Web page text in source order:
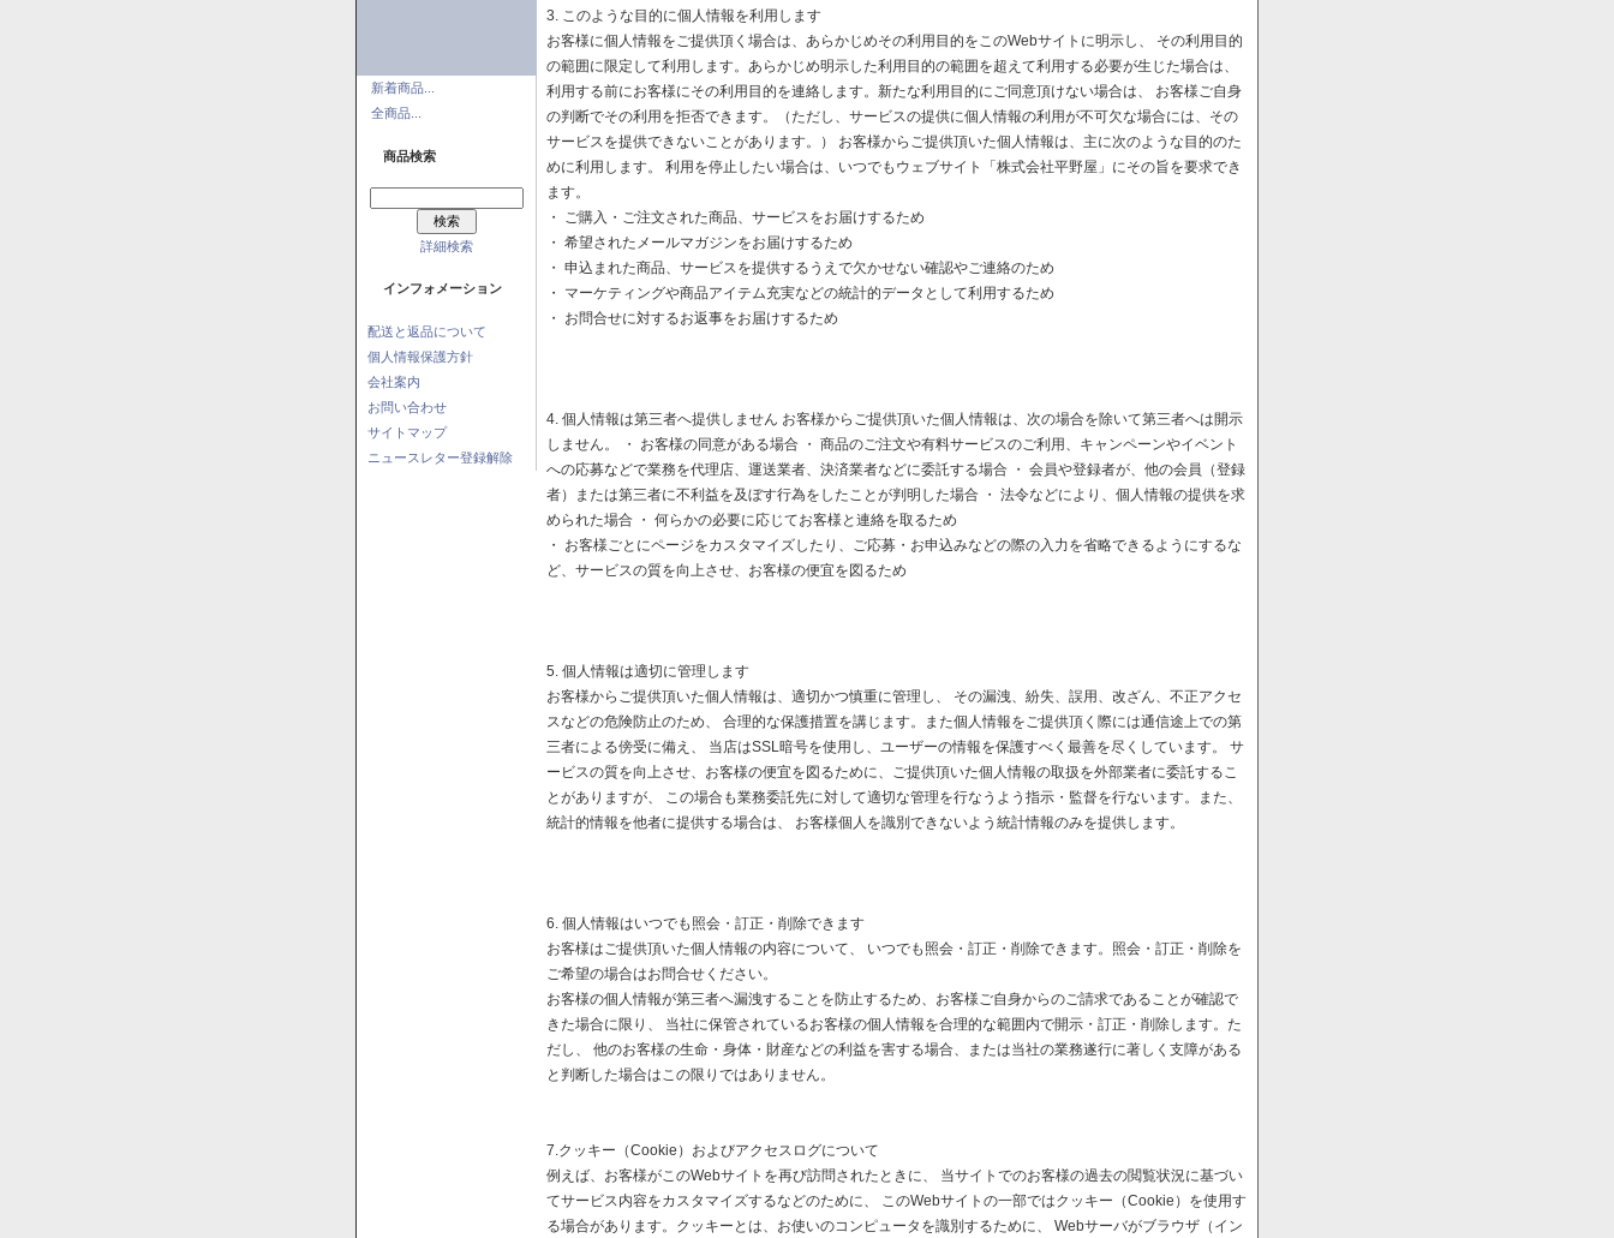
新着商品...
全商品...
商品検索
詳細検索
インフォメーション
配送と返品について
個人情報保護方針
会社案内
お問い合わせ
サイトマップ
ニュースレター登録解除
3. このような目的に個人情報を利用します
お客様に個人情報をご提供頂く場合は、あらかじめその利用目的をこのWebサイトに明示し、 その利用目的
の範囲に限定して利用します。あらかじめ明示した利用目的の範囲を超えて利用する必要が生じた場合は、
利用する前にお客様にその利用目的を連絡します。新たな利用目的にご同意頂けない場合は、 お客様ご自身
の判断でその利用を拒否できます。（ただし、サービスの提供に個人情報の利用が不可欠な場合には、その
サービスを提供できないことがあります。） お客様からご提供頂いた個人情報は、主に次のような目的のた
めに利用します。 利用を停止したい場合は、いつでもウェブサイト「株式会社平野屋」にその旨を要求でき
ます。
・ ご購入・ご注文された商品、サービスをお届けするため
・ 希望されたメールマガジンをお届けするため
・ 申込まれた商品、サービスを提供するうえで欠かせない確認やご連絡のため
・ マーケティングや商品アイテム充実などの統計的データとして利用するため
・ お問合せに対するお返事をお届けするため
4. 個人情報は第三者へ提供しません お客様からご提供頂いた個人情報は、次の場合を除いて第三者へは開示
しません。 ・ お客様の同意がある場合 ・ 商品のご注文や有料サービスのご利用、キャンペーンやイベント
への応募などで業務を代理店、運送業者、決済業者などに委託する場合 ・ 会員や登録者が、他の会員（登録
者）または第三者に不利益を及ぼす行為をしたことが判明した場合 ・ 法令などにより、個人情報の提供を求
められた場合 ・ 何らかの必要に応じてお客様と連絡を取るため
・ お客様ごとにページをカスタマイズしたり、ご応募・お申込みなどの際の入力を省略できるようにするな
ど、サービスの質を向上させ、お客様の便宜を図るため
5. 個人情報は適切に管理します
お客様からご提供頂いた個人情報は、適切かつ慎重に管理し、 その漏洩、紛失、誤用、改ざん、不正アクセ
スなどの危険防止のため、 合理的な保護措置を講じます。また個人情報をご提供頂く際には通信途上での第
三者による傍受に備え、 当店はSSL暗号を使用し、ユーザーの情報を保護すべく最善を尽くしています。 サ
ービスの質を向上させ、お客様の便宜を図るために、ご提供頂いた個人情報の取扱を外部業者に委託するこ
とがありますが、 この場合も業務委託先に対して適切な管理を行なうよう指示・監督を行ないます。また、
統計的情報を他者に提供する場合は、 お客様個人を識別できないよう統計情報のみを提供します。
6. 個人情報はいつでも照会・訂正・削除できます
お客様はご提供頂いた個人情報の内容について、 いつでも照会・訂正・削除できます。照会・訂正・削除を
ご希望の場合はお問合せください。
お客様の個人情報が第三者へ漏洩することを防止するため、お客様ご自身からのご請求であることが確認で
きた場合に限り、 当社に保管されているお客様の個人情報を合理的な範囲内で開示・訂正・削除します。た
だし、 他のお客様の生命・身体・財産などの利益を害する場合、または当社の業務遂行に著しく支障がある
と判断した場合はこの限りではありません。
7.クッキー（Cookie）およびアクセスログについて
例えば、お客様がこのWebサイトを再び訪問されたときに、 当サイトでのお客様の過去の閲覧状況に基づい
てサービス内容をカスタマイズするなどのために、 このWebサイトの一部ではクッキー（Cookie）を使用す
る場合があります。クッキーとは、お使いのコンピュータを識別するために、 Webサーバがブラウザ（イン